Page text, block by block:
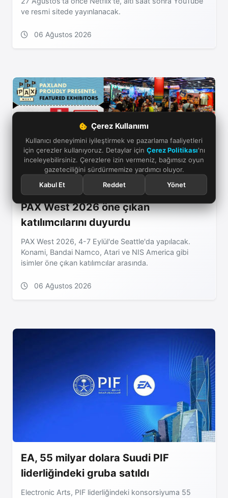
Çerez Kullanımı
Kullanıcı deneyimini iyileştirmek ve pazarlama faaliyetleri
için çerezler kullanıyoruz. Detaylar için Çerez Politikası'nı
inceleyebilirsiniz. Çerezlere izin vermeniz, bağımsız oyun
gazeteciliğini sürdürmemize yardımcı oluyor.
Kabul Et
Reddet Yönet
ve resmi sitede yayınlanacak.
06 Ağustos 2026
PAX West 2026 öne çıkan
katılımcılarını duyurdu
PAX West 2026, 4-7 Eylül'de Seattle'da yapılacak.
Konami, Bandai Namco, Atari ve NIS America gibi
isimler öne çıkan katılımcılar arasında.
06 Ağustos 2026
EA, 55 milyar dolara Suudi PIF
liderliğindeki gruba satıldı
Electronic Arts, PIF liderliğindeki konsorsiyuma 55